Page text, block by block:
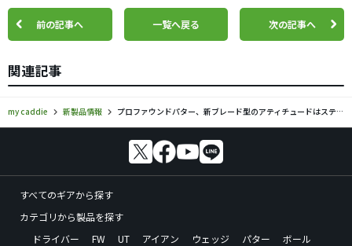
前の記事へ 一覧へ戻る 次の記事へ
関連記事
my caddie 新製品情報 プロファウンドパター、新ブレード型のアティチュードはステンレスの単一構造
すべてのギアから探す
カテゴリから製品を探す
ドライバー
FW UT アイアン ウェッジ パター
ボール